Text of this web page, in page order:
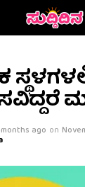
ago on